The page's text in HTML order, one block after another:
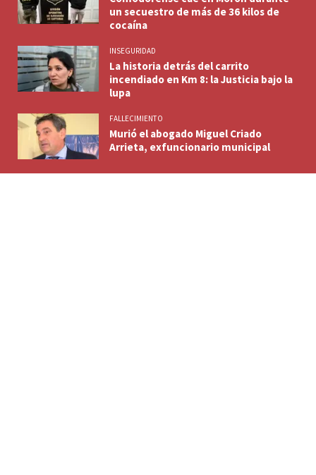
un secuestro de más de 36 kilos de
cocaína
INSEGURIDAD
La historia detrás del carrito
incendiado en Km 8: la Justicia bajo la
lupa
FALLECIMIENTO
Murió el abogado Miguel Criado
Arrieta, exfuncionario municipal